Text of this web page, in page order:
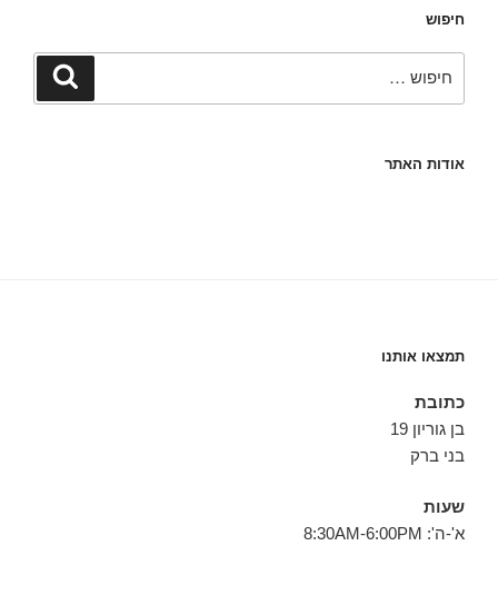
חיפוש
חיפוש
אודות האתר
תמצאו אותנו
כתובת
בן גוריון 19
בני ברק
שעות
א'-ה': 8:30AM-6:00PM